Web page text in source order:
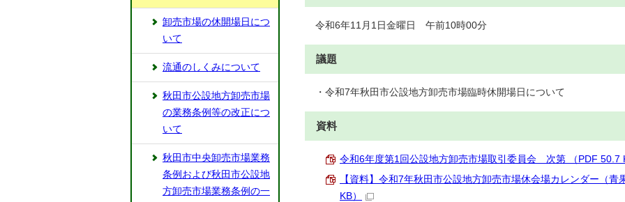
令和6年11月1日金曜日 午前10時00分
議題
・令和7年秋田市公設地方卸売市場臨時休開場日について
資料
令和6年度第1回公設地方卸売市場取引委員会 次第 （PDF 50.7
【資料】令和7年秋田市公設地方卸売市場休会場カレンダー（
KB）
卸売市場の休開場日につ
いて
流通のしくみについて
秋田市公設地方卸売市場
の業務条例等の改正につ
いて
秋田市中央卸売市場業務
条例および秋田市公設地
方卸売市場業務条例の一